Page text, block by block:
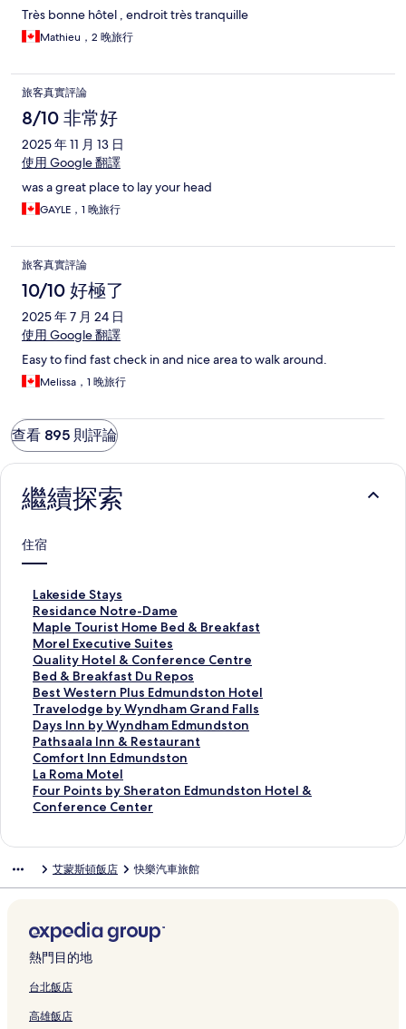
Très bonne hôtel , endroit très tranquille
Mathieu，2 晚旅行
旅客真實評論
8/10 非常好
2025 年 11 月 13 日
使用 Google 翻譯
was a great place to lay your head
GAYLE，1 晚旅行
旅客真實評論
10/10 好極了
2025 年 7 月 24 日
使用 Google 翻譯
Easy to find fast check in and nice area to walk around.
Melissa，1 晚旅行
查看 895 則評論
繼續探索
住宿
Lakeside Stays
L
a
k
e
s
i
d
e
S
t
a
y
s
的
Residance Notre-Dame
R
e
s
i
d
a
n
c
e
N
o
t
r
m
連
結
Maple Tourist Home Bed & Breakfast
M
a
p
l
e
T
o
u
r
i
s
t
B
&
B
r
e
k
Morel Executive Suites
M
o
r
e
l
E
x
e
c
u
t
u
e
s
的
連
Quality Hotel & Conference Centre
Q
u
a
l
i
t
y
H
o
t
o
e
r
e
n
e
Bed & Breakfast Du Repos
B
e
d
&
B
r
e
a
k
D
e
p
o
s
連
Best Western Plus Edmundston Hotel
B
e
s
t
W
e
s
t
l
E
d
m
u
d
Travelodge by Wyndham Grand Falls
T
r
a
v
e
l
o
y
n
d
h
a
G
Days Inn by Wyndham Edmundston
D
a
y
s
I
n
W
y
h
a
m
E
m
Pathsaala Inn & Restaurant
P
a
t
h
s
I
&
R
e
s
a
Comfort Inn Edmundston
C
o
m
f
n
d
m
u
n
s
La Roma Motel
L
a
R
M
o
l
的
連
結
Four Points by Sheraton Edmundston Hotel &
Conference Center
F
o
i
s
b
y
S
e
艾蒙斯頓飯店 快樂汽車旅館
熱門目的地
台北飯店
高雄飯店